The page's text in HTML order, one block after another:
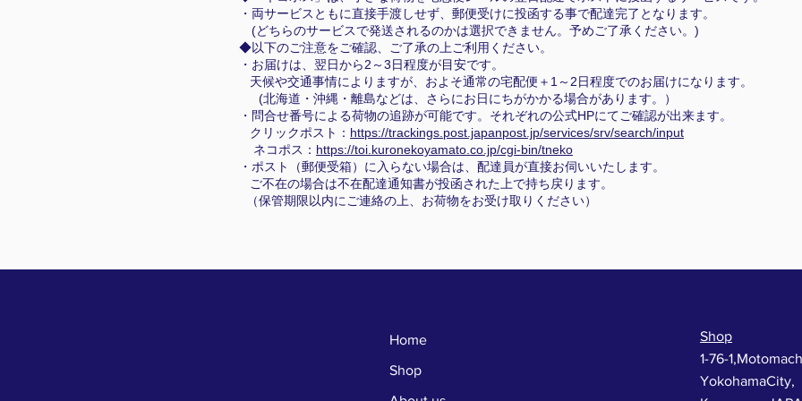
・両サービスともに直接手渡しせず、郵便受けに投函する事で配達完了となります。
(どちらのサービスで発送されるのかは選択できません。予めご了承ください。)
◆以下のご注意をご確認、ご了承の上ご利用ください。
・お届けは、翌日から2～3日程度が目安です。
天候や交通事情によりますが、およそ通常の宅配便＋1～2日程度でのお届けになります。
(北海道・沖縄・離島などは、さらにお日にちがかかる場合があります。）
・問合せ番号による荷物の追跡が可能です。それぞれの公式HPにてご確認が出来ます。
クリックポスト： https://trackings.post.japanpost.jp/services/srv/search/input
ネコポス： https://toi.kuronekoyamato.co.jp/cgi-bin/tneko
・ポスト（郵便受箱）に入らない場合は、配達員が直接お伺いいたします。
ご不在の場合は不在配達通知書が投函された上で持ち戻ります。
（保管期限以内にご連絡の上、お荷物をお受け取りください）
Home
Shop
Shop
1-76-
YokohamaCity,